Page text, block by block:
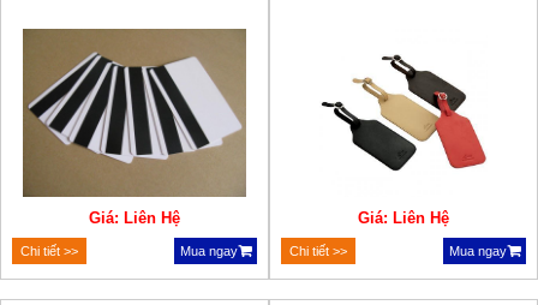
Giá: Liên Hệ
Chi tiết >> Mua ngay
Giá: Liên Hệ
Chi tiết >> Mua ngay